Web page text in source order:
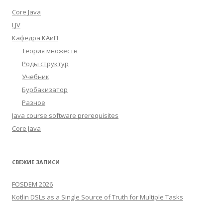
Core Java
LJV
Кафедра КАиП
Теория множеств
Роды структур
Учебник
Бурбакизатор
Разное
Java course software prerequisites
Core Java
СВЕЖИЕ ЗАПИСИ
FOSDEM 2026
Kotlin DSLs as a Single Source of Truth for Multiple Tasks